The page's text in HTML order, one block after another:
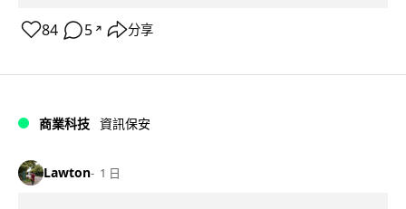
84 5 ↗ 分享
商業科技 資訊保安
Lawton 1 日